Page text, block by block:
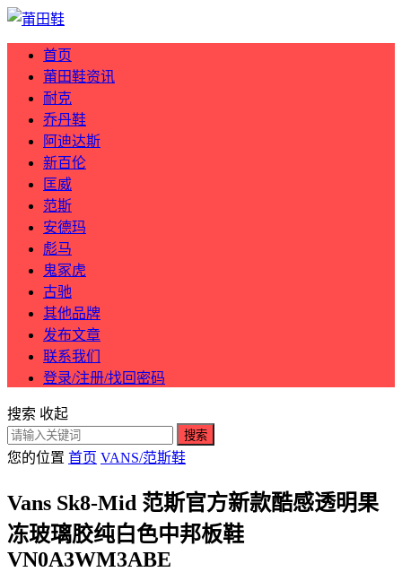
首页
莆田鞋资讯
耐克
乔丹鞋
阿迪达斯
新百伦
匡威
范斯
安德玛
彪马
鬼冢虎
古驰
其他品牌
发布文章
联系我们
登录/注册/找回密码
搜索 收起
搜索
您的位置 首页 VANS/范斯鞋
Vans Sk8-Mid 范斯官方新款酷感透明果
冻玻璃胶纯白色中邦板鞋
VN0A3WM3ABE